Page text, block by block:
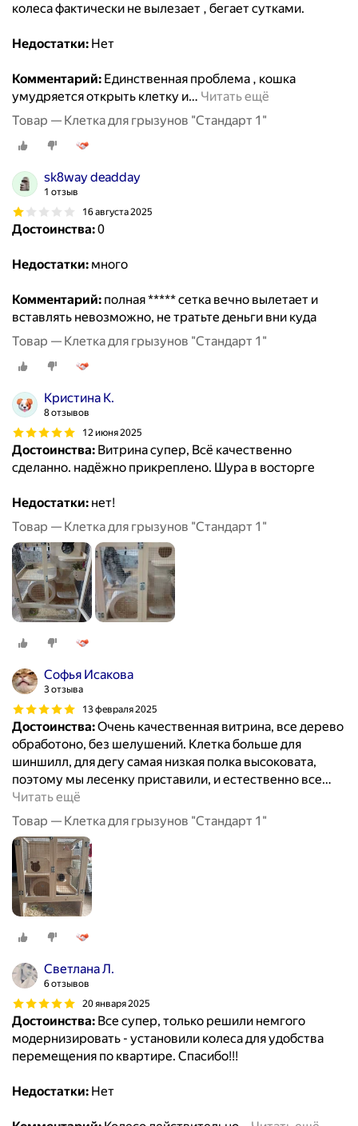
колеса фактически не вылезает , бегает сутками.
Недостатки: Нет
Комментарий: Единственная проблема , кошка
умудряется открыть клетку и… Читать ещё
Товар — Клетка для грызунов "Стандарт 1"
sk8way deadday
1 отзыв
16 августа 2025
Достоинства:0
Недостатки: много
Комментарий: полная ***** сетка вечно вылетает и
вставлять невозможно, не тратьте деньги вни куда
Товар — Клетка для грызунов "Стандарт 1"
Кристина К.
8 отзывов
12 июня 2025
Достоинства: Витрина супер, Всё качественно
сделанно. надёжно прикреплено. Шура в восторге
Недостатки: нет!
Товар — Клетка для грызунов "Стандарт 1"
Софья Исакова
3 отзыва
13 февраля 2025
Достоинства:Очень качественная витрина, все дерево
обработоно, без шелушений. Клетка больше для
шиншилл, для дегу самая низкая полка высоковата,
поэтому мы лесенку приставили, и естественно все…
Читать ещё
Товар — Клетка для грызунов "Стандарт 1"
Светлана Л.
6 отзывов
20 января 2025
Достоинства: Все супер, только решили немгого
модернизировать - установили колеса для удобства
перемещения по квартире. Спасибо!!!
Недостатки: Нет